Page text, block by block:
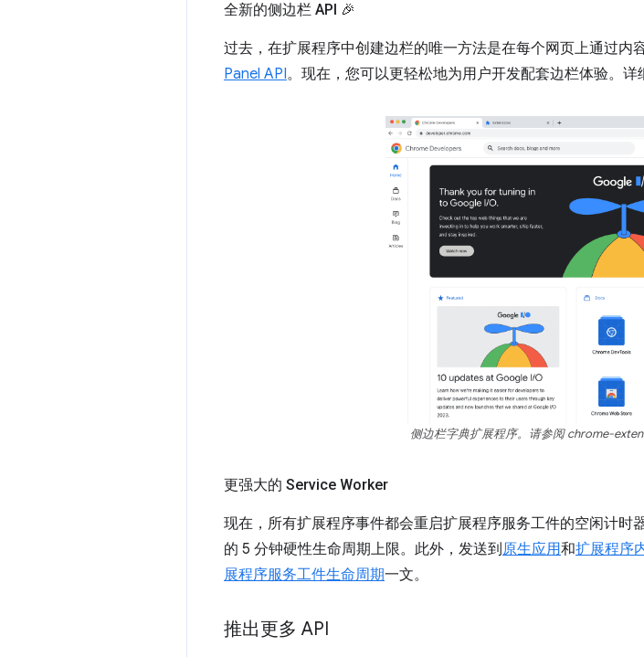
全新的侧边栏 API 🎉
过去，在扩展程序中创建边栏的唯一方法是在每个网页上通过内
Panel API。现在，您可以更轻松地为用户开发配套边栏体验。详
侧边栏字典扩展程序。请参阅 chrome-
更强大的 Service Worker
现在，所有扩展程序事件都会重启扩展程序服务工件的空闲计
的 5 分钟硬性生命周期上限。此外，发送到原生应用和扩展程序
展程序服务工件生命周期一文。
推出更多 API